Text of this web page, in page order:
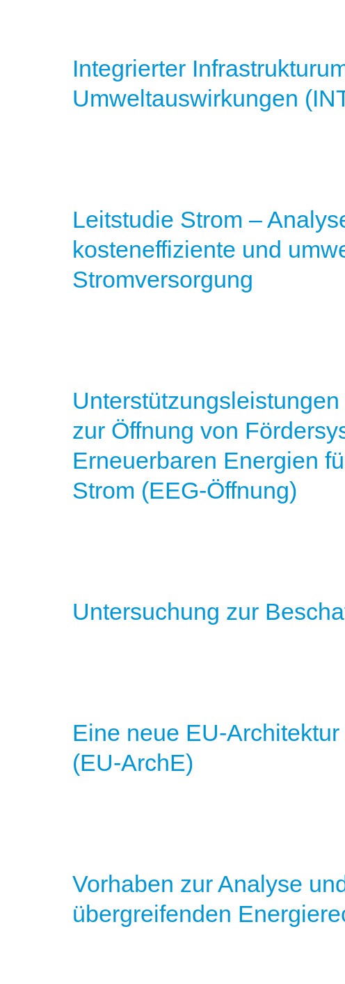
Integrierter
Umweltauswirkungen
Leitstudie Strom –
kosteneffiziente und
Stromversorgung
zur Öffnung von
Erneuerbaren Energien
Strom (EEG-Öffnung)
Untersuchung zur
Eine neue EU-
(EU-ArchE)
Vorhaben zur Analyse
übergreifenden